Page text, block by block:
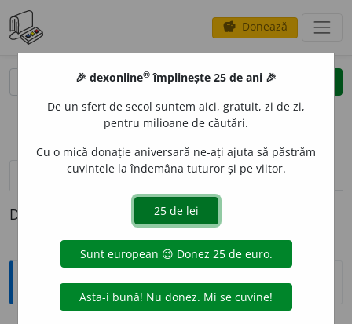
savings Donează
clear
opțiuni
definiții (1)
Definiția cu ID-ul 225074:
Ortografice DOOM
🎉 dexonline® împlinește 25 de ani 🎉
De un sfert de secol suntem aici, gratuit, zi de zi,
pentru milioane de căutări.
Cu o mică donație aniversară ne-ați ajuta să păstrăm
cuvintele la îndemâna tuturor și pe viitor.